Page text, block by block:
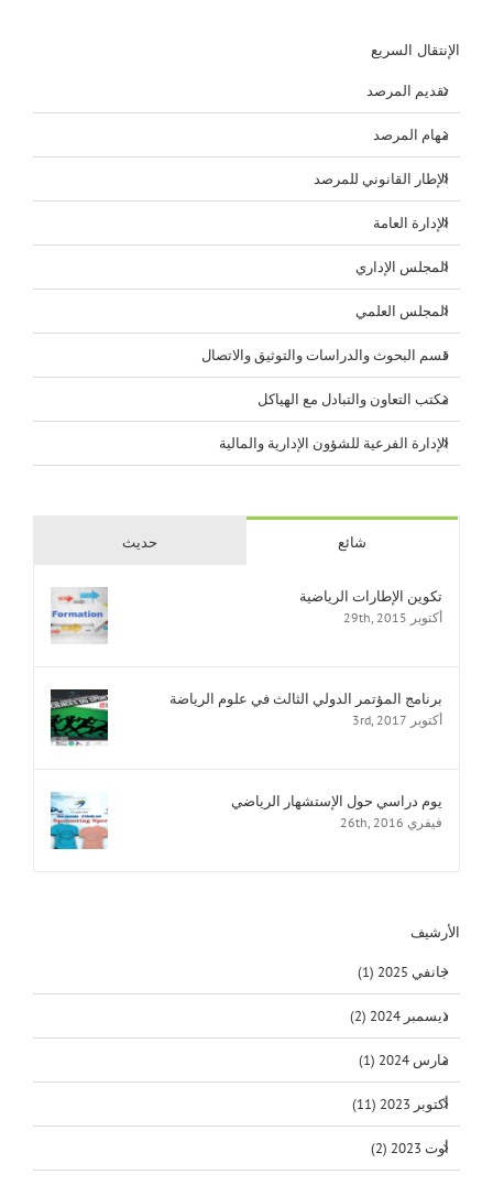
الإنتقال السريع
تقديم المرصد
مهام المرصد
الإطار القانوني للمرصد
الإدارة العامة
المجلس الإداري
المجلس العلمي
قسم البحوث والدراسات والتوثيق والاتصال
مكتب التعاون والتبادل مع الهياكل
الإدارة الفرعية للشؤون الإدارية والمالية
شائع حديث
تكوين الإطارات الرياضية
أكتوبر 29th, 2015
برنامج المؤتمر الدولي الثالث في علوم الرياضة
أكتوبر 3rd, 2017
يوم دراسي حول الإستشهار الرياضي
فيفري 26th, 2016
الأرشيف
جانفي 2025 (1)
ديسمبر 2024 (2)
مارس 2024 (1)
أكتوبر 2023 (11)
أوت 2023 (2)